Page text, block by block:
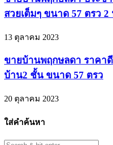
สวยเต็มๆ ขนาด 57 ตรว 2
13 ตุลาคม 2023
ขายบ้านพฤกษลดา ราคา
บ้าน2 ชั้น ขนาด 57 ตรว
20 ตุลาคม 2023
ใส่คำค้นหา